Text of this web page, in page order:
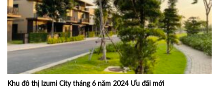
Khu đô thị Izumi City tháng 6 năm 2024 Ưu đãi mới